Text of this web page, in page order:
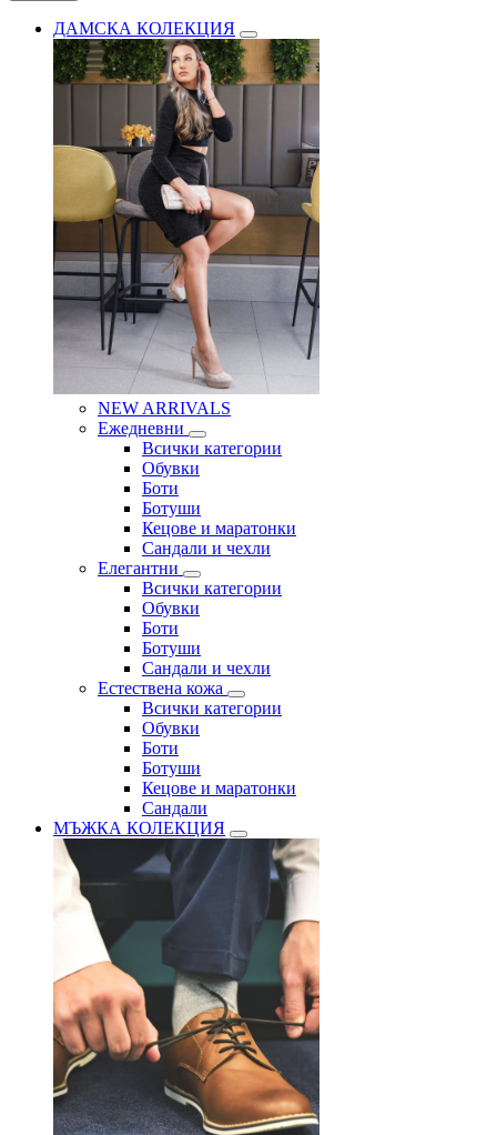
ДАМСКА КОЛЕКЦИЯ
NEW ARRIVALS
Ежедневни
Всички категории
Обувки
Боти
Ботуши
Кецове и маратонки
Сандали и чехли
Елегантни
Всички категории
Обувки
Боти
Ботуши
Сандали и чехли
Естествена кожа
Всички категории
Обувки
Боти
Ботуши
Кецове и маратонки
Сандали
МЪЖКА КОЛЕКЦИЯ